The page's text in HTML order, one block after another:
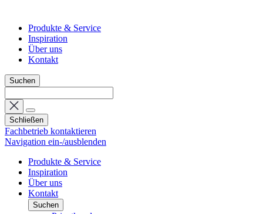
Produkte & Service
Inspiration
Über uns
Kontakt
Suchen
Schließen
Fachbetrieb kontaktieren
Navigation ein-/ausblenden
Produkte & Service
Inspiration
Über uns
Kontakt
Suchen